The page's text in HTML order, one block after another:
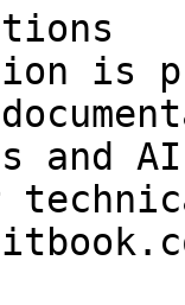
is
and